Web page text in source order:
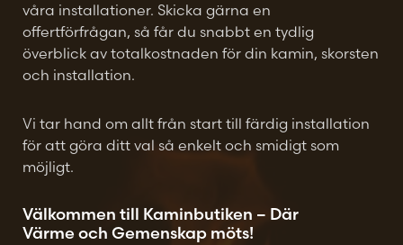
våra installationer. Skicka gärna en
offertförfrågan, så får du snabbt en tydlig
överblick av totalkostnaden för din kamin, skorsten
och installation.
Vi tar hand om allt från start till färdig installation
för att göra ditt val så enkelt och smidigt som
möjligt.
Välkommen till Kaminbutiken – Där
Värme och Gemenskap möts!